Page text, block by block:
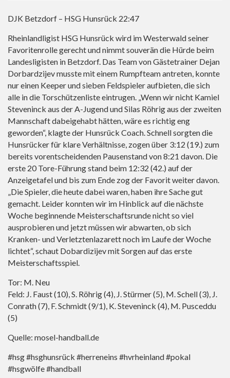
DJK Betzdorf – HSG Hunsrück 22:47
Rheinlandligist HSG Hunsrück wird im Westerwald seiner
Favoritenrolle gerecht und nimmt souverän die Hürde beim
Landesligisten in Betzdorf. Das Team von Gästetrainer Dejan
Dorbardzijev musste mit einem Rumpfteam antreten, konnte
nur einen Keeper und sieben Feldspieler aufbieten, die sich
alle in die Torschützenliste eintrugen. „Wenn wir nicht Kamiel
Steveninck aus der A-Jugend und Silas Röhrig aus der zweiten
Mannschaft dabeigehabt hätten, wäre es richtig eng
geworden“, klagte der Hunsrück Coach. Schnell sorgten die
Hunsrücker für klare Verhältnisse, zogen über 3:12 (19.) zum
bereits vorentscheidenden Pausenstand von 8:21 davon. Die
erste 20 Tore-Führung stand beim 12:32 (42.) auf der
Anzeigetafel und bis zum Ende zog der Favorit weiter davon.
„Die Spieler, die heute dabei waren, haben ihre Sache gut
gemacht. Leider konnten wir im Hinblick auf die nächste
Woche beginnende Meisterschaftsrunde nicht so viel
ausprobieren und jetzt müssen wir abwarten, ob sich
Kranken- und Verletztenlazarett noch im Laufe der Woche
lichtet“, schaut Dobardizijev mit Sorgen auf das erste
Meisterschaftsspiel.
Tor: M. Neu
Feld: J. Faust (10), S. Röhrig (4), J. Stürmer (5), M. Schell (3), J.
Conrath (7), F. Schmidt (9/1), K. Steveninck (4), M. Pusceddu
(5)
Quelle: mosel-handball.de
#hsg #hsghunsrück #herreneins #hvrheinland #pokal
#hsgwölfe #handball